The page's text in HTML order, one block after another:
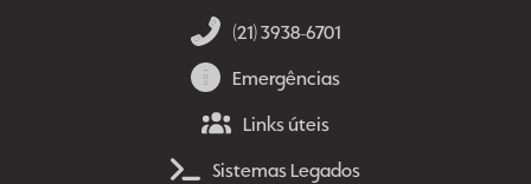
(21) 3938-6701
Emergências
Links úteis
Sistemas Legados